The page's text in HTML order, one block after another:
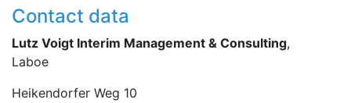
Contact data
Lutz Voigt Interim Management & Consulting,
Laboe
Heikendorfer Weg 10